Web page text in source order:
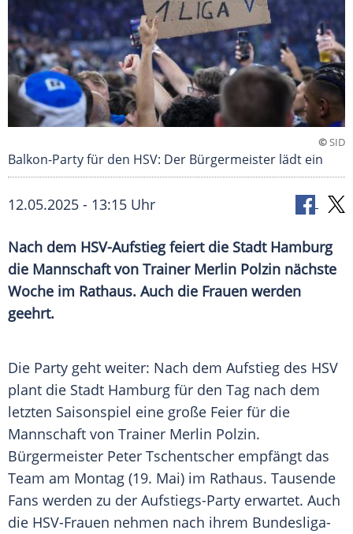
©SID
Balkon-Party für den HSV: Der Bürgermeister lädt ein
12.05.2025 - 13:15 Uhr
Nach dem HSV-Aufstieg feiert die Stadt Hamburg
die Mannschaft von Trainer Merlin Polzin nächste
Woche im Rathaus. Auch die Frauen werden
geehrt.
Die Party geht weiter: Nach dem Aufstieg des HSV
plant die Stadt Hamburg für den Tag nach dem
letzten Saisonspiel eine große Feier für die
Mannschaft von Trainer Merlin Polzin.
Bürgermeister Peter Tschentscher empfängt das
Team am Montag (19. Mai) im Rathaus. Tausende
Fans werden zu der Aufstiegs-Party erwartet. Auch
die HSV-Frauen nehmen nach ihrem Bundesliga-